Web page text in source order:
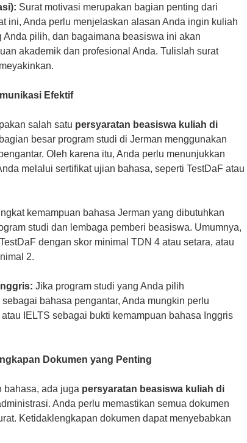
Surat motivasi merupakan bagian penting dari
ini, Anda perlu menjelaskan alasan Anda ingin kuliah
Anda pilih, dan bagaimana beasiswa ini akan
akademik dan profesional Anda. Tulislah surat
Efektif
salah satu persyaratan beasiswa kuliah di
besar program studi di Jerman menggunakan
Oleh karena itu, Anda perlu menunjukkan
melalui sertifikat ujian bahasa, seperti TestDaF atau
kemampuan bahasa Jerman yang dibutuhkan
studi dan lembaga pemberi beasiswa. Umumnya,
dengan skor minimal TDN 4 atau setara, atau
2.
Jika program studi yang Anda pilih
bahasa pengantar, Anda mungkin perlu
IELTS sebagai bukti kemampuan bahasa Inggris
Dokumen yang Penting
bahasa, ada juga persyaratan beasiswa kuliah di
Anda perlu memastikan semua dokumen
Ketidaklengkapan dokumen dapat menyebabkan